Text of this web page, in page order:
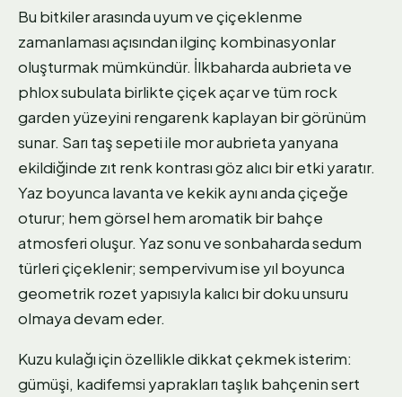
Bu bitkiler arasında uyum ve çiçeklenme
zamanlaması açısından ilginç kombinasyonlar
oluşturmak mümkündür. İlkbaharda aubrieta ve
phlox subulata birlikte çiçek açar ve tüm rock
garden yüzeyini rengarenk kaplayan bir görünüm
sunar. Sarı taş sepeti ile mor aubrieta yanyana
ekildiğinde zıt renk kontrası göz alıcı bir etki yaratır.
Yaz boyunca lavanta ve kekik aynı anda çiçeğe
oturur; hem görsel hem aromatik bir bahçe
atmosferi oluşur. Yaz sonu ve sonbaharda sedum
türleri çiçeklenir; sempervivum ise yıl boyunca
geometrik rozet yapısıyla kalıcı bir doku unsuru
olmaya devam eder.
Kuzu kulağı için özellikle dikkat çekmek isterim:
gümüşi, kadifemsi yaprakları taşlık bahçenin sert